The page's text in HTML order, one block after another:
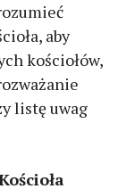
aby
kościołów,
listę uwag